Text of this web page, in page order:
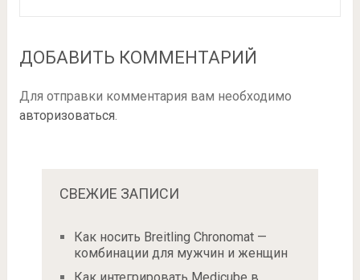
ДОБАВИТЬ КОММЕНТАРИЙ
Для отправки комментария вам необходимо
авторизоваться
СВЕЖИЕ ЗАПИСИ
Как носить Breitling Chronomat —
комбинации для мужчин и женщин